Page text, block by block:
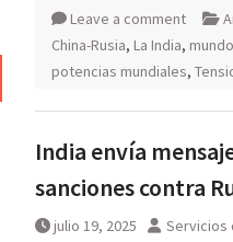
Leave a comment
China-Rusia, La India,
potencias mundiales,
India envía
sanciones contra
julio 19, 2025 Servicios